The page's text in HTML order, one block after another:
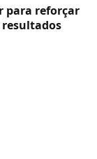
para reforçar
resultados